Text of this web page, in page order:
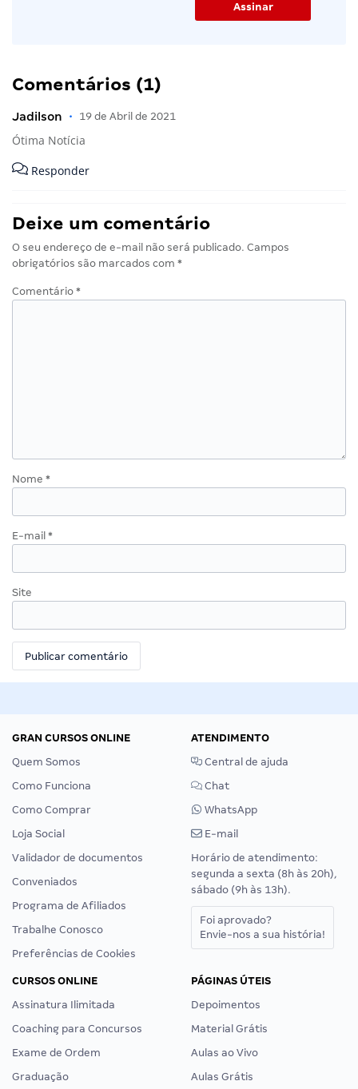
Comentários (1)
Jadilson • 19 de Abril de 2021
Ótima Notícia
Responder
Deixe um comentário
O seu endereço de e-mail não será publicado. Campos
obrigatórios são marcados com *
Comentário *
Nome *
E-mail *
Site
GRAN CURSOS ONLINE
Quem Somos
Como Funciona
Como Comprar
Loja Social
Validador de documentos
Conveniados
Programa de Afiliados
Trabalhe Conosco
Preferências de Cookies
ATENDIMENTO
Central de ajuda
Chat
WhatsApp
E-mail
Horário de atendimento:
segunda a sexta (8h às 20h),
sábado (9h às 13h).
Foi aprovado?
Envie-nos a sua história!
CURSOS ONLINE
Assinatura Ilimitada
Coaching para Concursos
Exame de Ordem
Graduação
PÁGINAS ÚTEIS
Depoimentos
Material Grátis
Aulas ao Vivo
Aulas Grátis